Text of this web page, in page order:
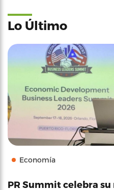
Lo Último
Economía
PR Summit celebra